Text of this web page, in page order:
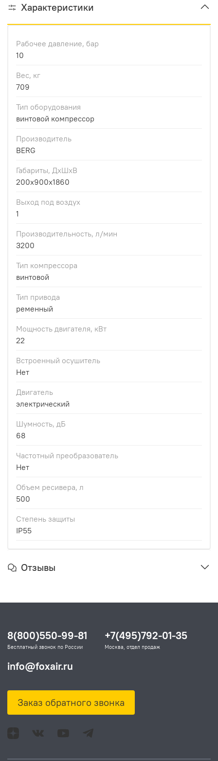
Характеристики
Рабочее давление, бар
10
Вес, кг
709
Тип оборудования
винтовой компрессор
Производитель
BERG
Габариты, ДхШхВ
200x900x1860
Выход под воздух
1
Производительность, л/мин
3200
Тип компрессора
винтовой
Тип привода
ременный
Мощность двигателя, кВт
22
Встроенный осушитель
Нет
Двигатель
электрический
Шумность, дБ
68
Частотный преобразователь
Нет
Объем ресивера, л
500
Степень защиты
IP55
Отзывы
8(800)550-99-81
Бесплатный звонок по России
+7(495)792-01-35
Москва, отдел продаж
info@foxair.ru
Заказ обратного звонка